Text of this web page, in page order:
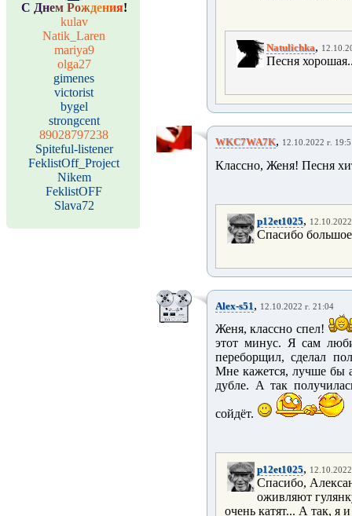
С Днем Рождения!
kulav
Natik_Laren
mariya9
olga27
gimenes
victorist
bygel
strongcent
89028797238
Spiteful-listener
FeklistOff_Project
Nikem
FeklistOFF
Slava72
Natulichka,
Песня
WKC7WA7K, 12.10.2022 г.
Классно, Женя! Песня
p12et1025,
Спасибо
Alex-s51, 12.10.2022 г. 21:04
Женя, классно спел!
этот минус. Я сам
переборщил, сделал
Мне кажется, лучше бы
дубле. А так
сойдёт.
p12et1025,
Спасибо,
оживляют
очень катят... А так, я